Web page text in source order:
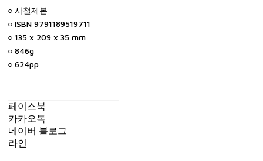
○ 사철제본
○ ISBN 9791189519711
○ 135 x 209 x 35 mm
○ 846g
○ 624pp
페이스북
카카오톡
네이버 블로그
라인